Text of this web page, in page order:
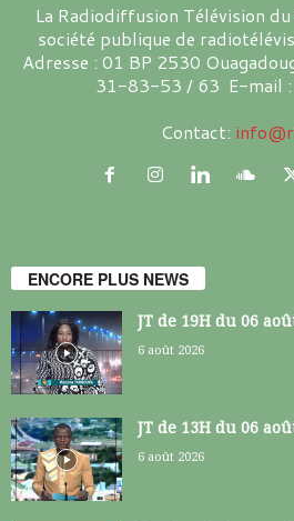
La Radiodiffusion Télévision
société publique de
Adresse : 01 BP 2530
31-83-53 / 63 E-mail
Contact:
ENCORE PLUS NEWS
JT de 19H du 06
6 août 2026
JT de 13H du 06
6 août 2026